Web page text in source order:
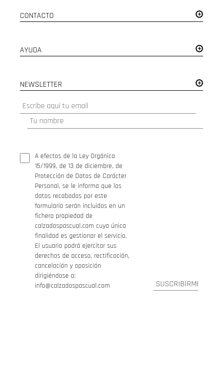
CONTACTO
AYUDA
NEWSLETTER
A efectos de la Ley Orgánica
15/1999, de 13 de diciembre, de
Protección de Datos de Carácter
Personal, se le informa que los
datos recabados por este
formulario serán incluidos en un
fichero propiedad de
calzadospascual.com cuya única
finalidad es gestionar el servicio.
El usuario podrá ejercitar sus
derechos de acceso, rectificación,
cancelación y oposición
dirigiéndose a:
info@calzadospascual.com